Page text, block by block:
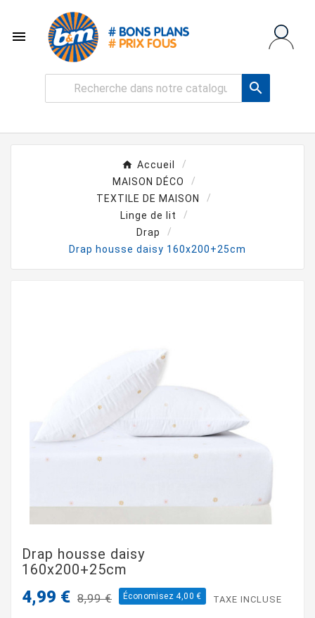


Accueil
MAISON DÉCO
TEXTILE DE MAISON
Linge de lit
Drap
Drap housse daisy 160x200+25cm
Drap housse daisy
160x200+25cm
4,99 € 8,99 € Économisez 4,00 € TAXE INCLUSE